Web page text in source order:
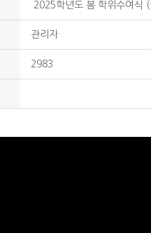
2025학년도 봄 학위수여식 (
관리자
2983